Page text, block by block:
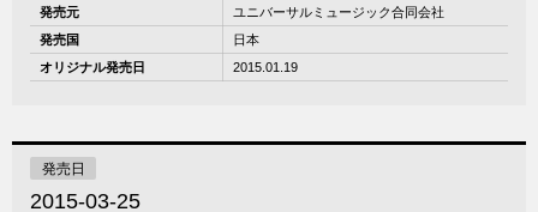
発売元
ユニバーサルミュージック合同会社
発売国
日本
オリジナル発売日
2015.01.19
発売日
2015-03-25